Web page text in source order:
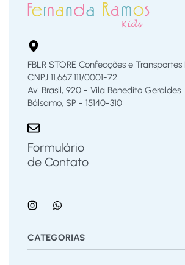
FBLR STORE Confecções e Transportes
CNPJ 11.667.111/0001-72
Av. Brasil, 920 - Vila Benedito Geraldes
Bálsamo, SP - 15140-310
Formulário
de Contato
CATEGORIAS